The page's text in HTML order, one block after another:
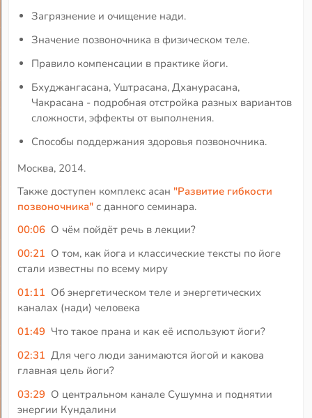
Загрязнение и очищение нади.
Значение позвоночника в физическом теле.
Правило компенсации в практике йоги.
Бхуджангасана, Уштрасана, Дханурасана,
Чакрасана - подробная отстройка разных вариантов
сложности, эффекты от выполнения.
Способы поддержания здоровья позвоночника.
Москва, 2014.
Также доступен комплекс асан "Развитие гибкости
позвоночника" с данного семинара.
00:06 О чём пойдёт речь в лекции?
00:21 О том, как йога и классические тексты по йоге
стали известны по всему миру
01:11 Об энергетическом теле и энергетических
каналах (нади) человека
01:49 Что такое прана и как её используют йоги?
02:31 Для чего люди занимаются йогой и какова
главная цель йоги?
03:29 О центральном канале Сушумна и поднятии
энергии Кундалини